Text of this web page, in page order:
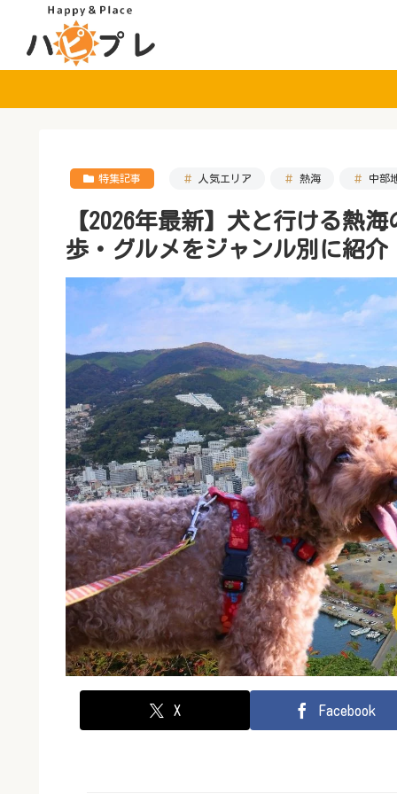
特集記事 人気エリア 熱海 中部
【2026年最新】犬と行ける熱
歩・グルメをジャンル別に紹介
X Facebook